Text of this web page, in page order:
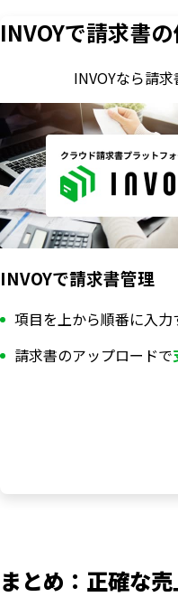
INVOYで請求書の
INVOYなら請求
INVOYで請求書管理
項目を上から順番に入力
請求書のアップロードで
まとめ：正確な